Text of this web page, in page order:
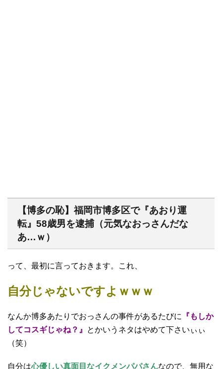
【博多の恥】福岡市博多区で『あおり運
転』58歳男を逮捕（元気なおっさんだな
あ…ｗ）
って、最初に言っておきます。これ、
自分じゃないですよｗｗｗ
なんか博多あたりでおっさんの事件があるたびに
『もしか
してコスギじゃね？』
とかいうネタはやめて下さいぃぃ
（笑）
自分は心優しい真面目なイクメンパパさんなので、無用な